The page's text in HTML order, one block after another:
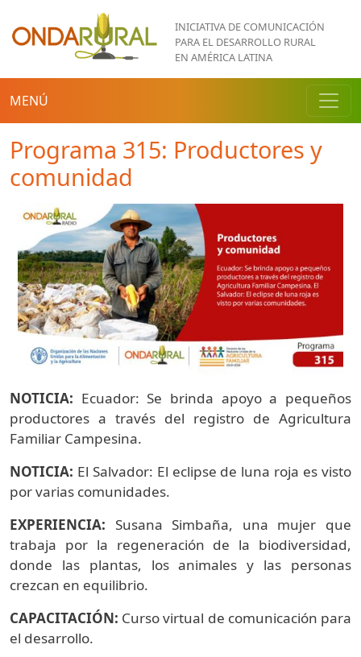
Pasar al contenido principal
INICIATIVA DE COMUNICACIÓN
PARA EL DESARROLLO RURAL
EN AMÉRICA LATINA
MENÚ
Programa 315: Productores y
comunidad
NOTICIA: Ecuador: Se brinda apoyo a pequeños
productores a través del registro de Agricultura
Familiar Campesina.
NOTICIA: El Salvador: El eclipse de luna roja es visto
por varias comunidades.
EXPERIENCIA: Susana Simbaña, una mujer que
trabaja por la regeneración de la biodiversidad,
donde las plantas, los animales y las personas
crezcan en equilibrio.
CAPACITACIÓN: Curso virtual de comunicación para
el desarrollo.